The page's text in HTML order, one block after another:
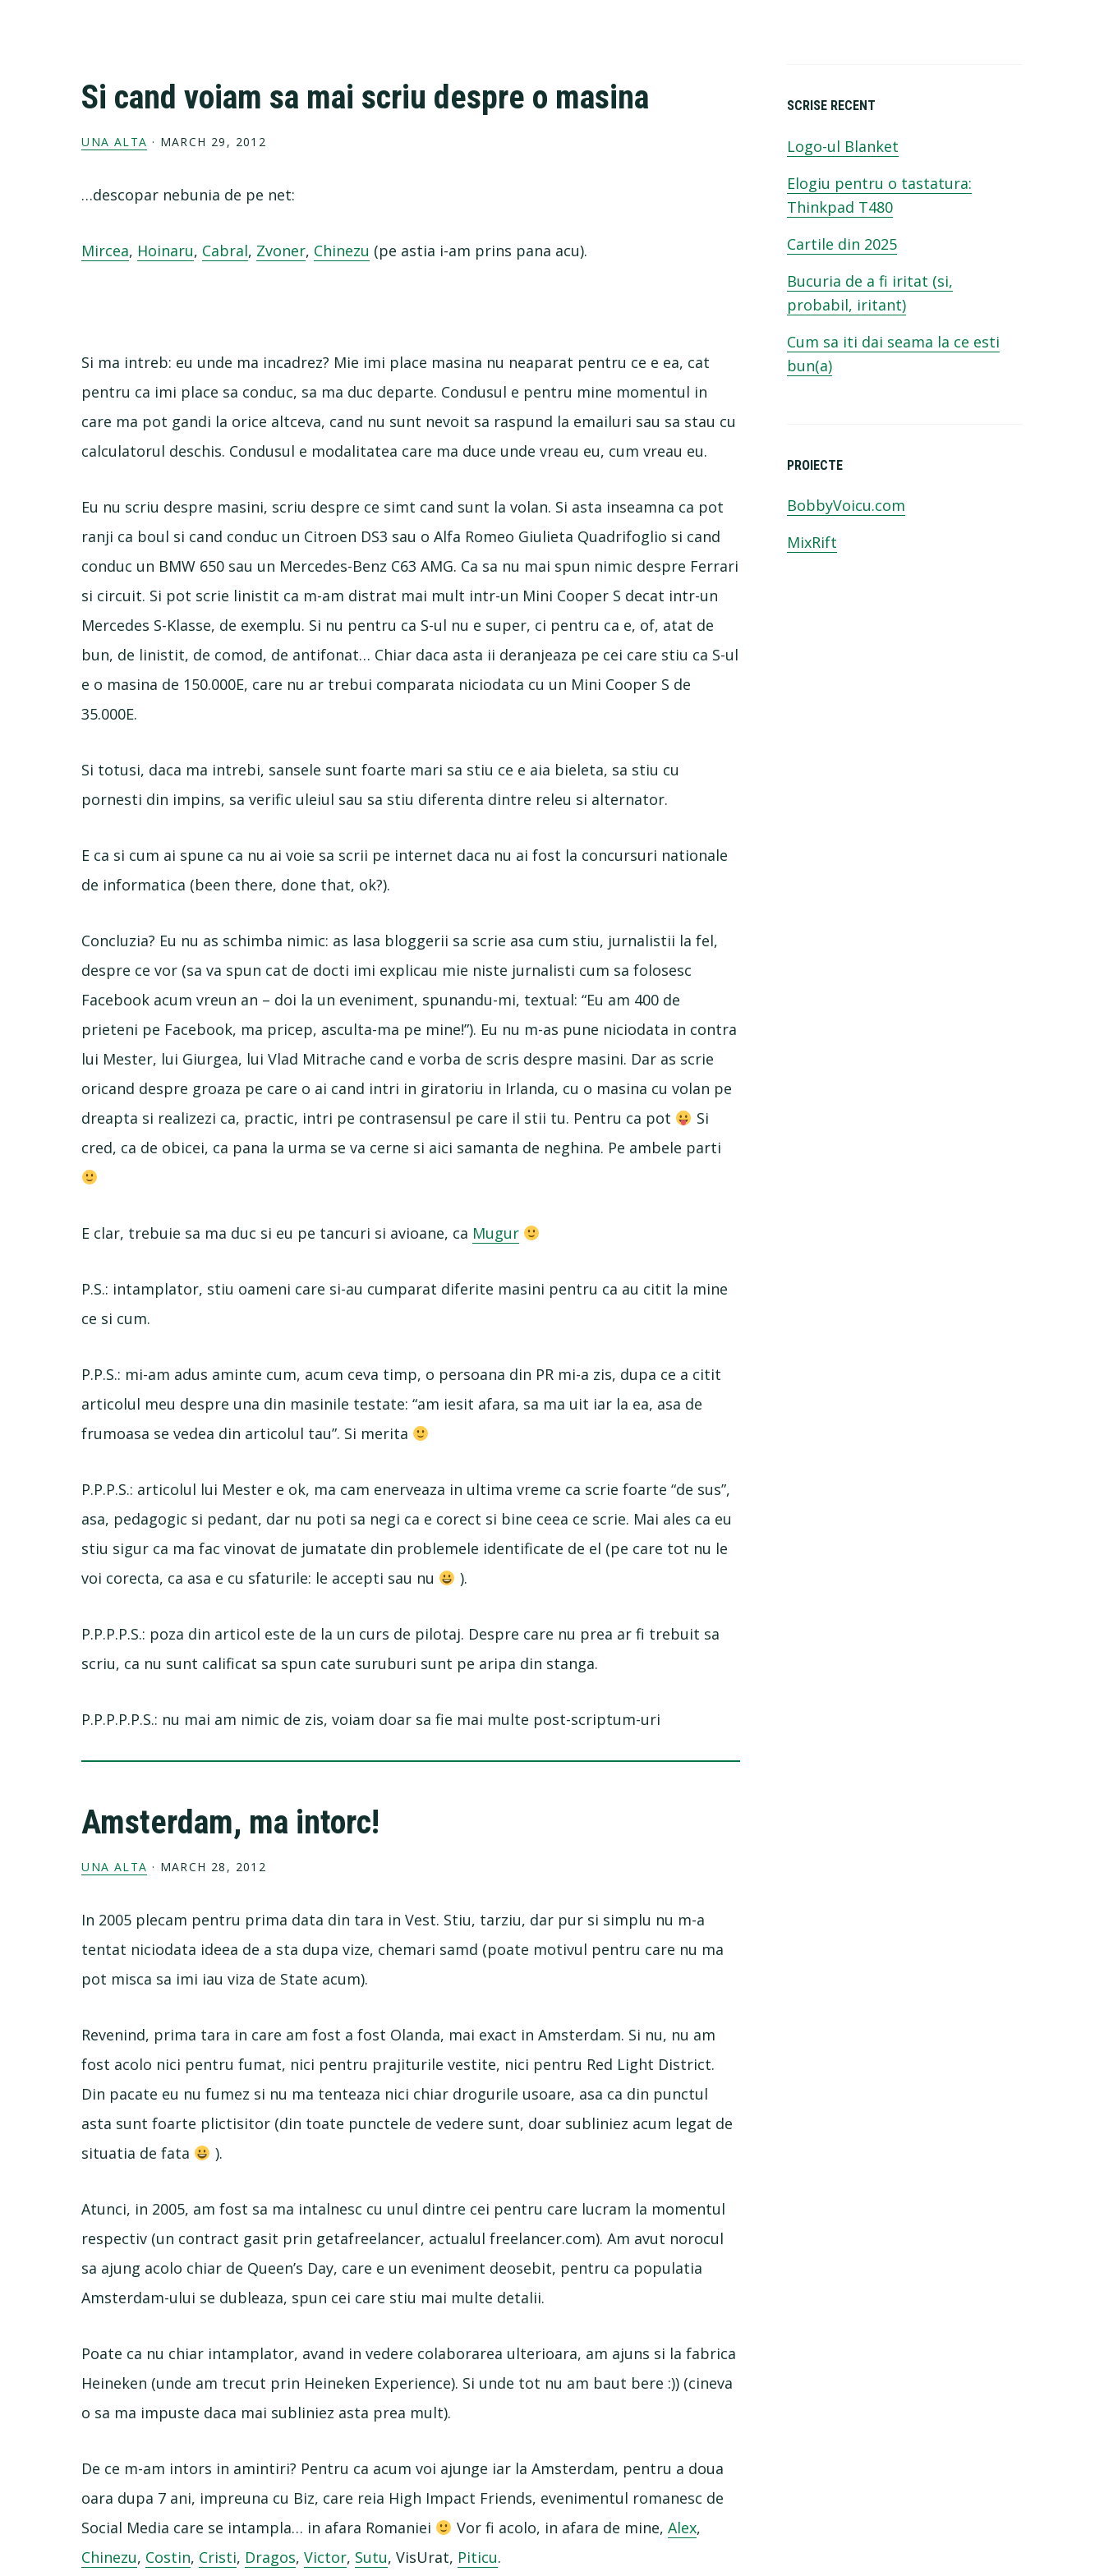
Si cand voiam sa mai scriu despre o masina
UNA ALTA · MARCH 29, 2012
…descopar nebunia de pe net:
Mircea, Hoinaru, Cabral, Zvoner, Chinezu (pe astia i-am prins pana acu).
Si ma intreb: eu unde ma incadrez? Mie imi place masina nu neaparat pentru ce e ea, cat
pentru ca imi place sa conduc, sa ma duc departe. Condusul e pentru mine momentul in
care ma pot gandi la orice altceva, cand nu sunt nevoit sa raspund la emailuri sau sa stau cu
calculatorul deschis. Condusul e modalitatea care ma duce unde vreau eu, cum vreau eu.
Eu nu scriu despre masini, scriu despre ce simt cand sunt la volan. Si asta inseamna ca pot
ranji ca boul si cand conduc un Citroen DS3 sau o Alfa Romeo Giulieta Quadrifoglio si cand
conduc un BMW 650 sau un Mercedes-Benz C63 AMG. Ca sa nu mai spun nimic despre Ferrari
si circuit. Si pot scrie linistit ca m-am distrat mai mult intr-un Mini Cooper S decat intr-un
Mercedes S-Klasse, de exemplu. Si nu pentru ca S-ul nu e super, ci pentru ca e, of, atat de
bun, de linistit, de comod, de antifonat… Chiar daca asta ii deranjeaza pe cei care stiu ca S-ul
e o masina de 150.000E, care nu ar trebui comparata niciodata cu un Mini Cooper S de
35.000E.
Si totusi, daca ma intrebi, sansele sunt foarte mari sa stiu ce e aia bieleta, sa stiu cu
pornesti din impins, sa verific uleiul sau sa stiu diferenta dintre releu si alternator.
E ca si cum ai spune ca nu ai voie sa scrii pe internet daca nu ai fost la concursuri nationale
de informatica (been there, done that, ok?).
Concluzia? Eu nu as schimba nimic: as lasa bloggerii sa scrie asa cum stiu, jurnalistii la fel,
despre ce vor (sa va spun cat de docti imi explicau mie niste jurnalisti cum sa folosesc
Facebook acum vreun an – doi la un eveniment, spunandu-mi, textual: “Eu am 400 de
prieteni pe Facebook, ma pricep, asculta-ma pe mine!”). Eu nu m-as pune niciodata in contra
lui Mester, lui Giurgea, lui Vlad Mitrache cand e vorba de scris despre masini. Dar as scrie
oricand despre groaza pe care o ai cand intri in giratoriu in Irlanda, cu o masina cu volan pe
dreapta si realizezi ca, practic, intri pe contrasensul pe care il stii tu. Pentru ca pot
Si
cred, ca de obicei, ca pana la urma se va cerne si aici samanta de neghina. Pe ambele parti
E clar, trebuie sa ma duc si eu pe tancuri si avioane, ca Mugur
P.S.: intamplator, stiu oameni care si-au cumparat diferite masini pentru ca au citit la mine
ce si cum.
P.P.S.: mi-am adus aminte cum, acum ceva timp, o persoana din PR mi-a zis, dupa ce a citit
articolul meu despre una din masinile testate: “am iesit afara, sa ma uit iar la ea, asa de
frumoasa se vedea din articolul tau”. Si merita
P.P.P.S.: articolul lui Mester e ok, ma cam enerveaza in ultima vreme ca scrie foarte “de sus”,
asa, pedagogic si pedant, dar nu poti sa negi ca e corect si bine ceea ce scrie. Mai ales ca eu
stiu sigur ca ma fac vinovat de jumatate din problemele identificate de el (pe care tot nu le
voi corecta, ca asa e cu sfaturile: le accepti sau nu
).
P.P.P.P.S.: poza din articol este de la un curs de pilotaj. Despre care nu prea ar fi trebuit sa
scriu, ca nu sunt calificat sa spun cate suruburi sunt pe aripa din stanga.
P.P.P.P.P.S.: nu mai am nimic de zis, voiam doar sa fie mai multe post-scriptum-uri
Amsterdam, ma intorc!
UNA ALTA · MARCH 28, 2012
In 2005 plecam pentru prima data din tara in Vest. Stiu, tarziu, dar pur si simplu nu m-a
tentat niciodata ideea de a sta dupa vize, chemari samd (poate motivul pentru care nu ma
pot misca sa imi iau viza de State acum).
Revenind, prima tara in care am fost a fost Olanda, mai exact in Amsterdam. Si nu, nu am
fost acolo nici pentru fumat, nici pentru prajiturile vestite, nici pentru Red Light District.
Din pacate eu nu fumez si nu ma tenteaza nici chiar drogurile usoare, asa ca din punctul
asta sunt foarte plictisitor (din toate punctele de vedere sunt, doar subliniez acum legat de
situatia de fata
).
Atunci, in 2005, am fost sa ma intalnesc cu unul dintre cei pentru care lucram la momentul
respectiv (un contract gasit prin getafreelancer, actualul freelancer.com). Am avut norocul
sa ajung acolo chiar de Queen’s Day, care e un eveniment deosebit, pentru ca populatia
Amsterdam-ului se dubleaza, spun cei care stiu mai multe detalii.
Poate ca nu chiar intamplator, avand in vedere colaborarea ulterioara, am ajuns si la fabrica
Heineken (unde am trecut prin Heineken Experience). Si unde tot nu am baut bere :)) (cineva
o sa ma impuste daca mai subliniez asta prea mult).
De ce m-am intors in amintiri? Pentru ca acum voi ajunge iar la Amsterdam, pentru a doua
oara dupa 7 ani, impreuna cu Biz, care reia High Impact Friends, evenimentul romanesc de
Social Media care se intampla… in afara Romaniei
Vor fi acolo, in afara de mine, Alex,
Chinezu, Costin, Cristi, Dragos,Victor, Sutu, VisUrat, Piticu.
SCRISE RECENT
Logo-ul Blanket
Elogiu pentru o tastatura:
Thinkpad T480
Cartile din 2025
Bucuria de a fi iritat (si,
probabil, iritant)
Cum sa iti dai seama la ce esti
bun(a)
PROIECTE
BobbyVoicu.com
MixRift